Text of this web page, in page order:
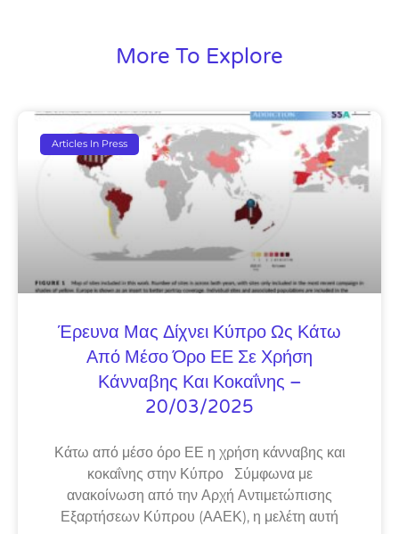
More To Explore
Articles In Press
Έρευνα Μας Δίχνει Κύπρο Ως Κάτω
Από Μέσο Όρο ΕΕ Σε Χρήση
Κάνναβης Και Κοκαΐνης –
20/03/2025
Κάτω από μέσο όρο ΕΕ η χρήση κάνναβης και
κοκαΐνης στην Κύπρο Σύμφωνα με
ανακοίνωση από την Αρχή Αντιμετώπισης
Εξαρτήσεων Κύπρου (ΑΑΕΚ), η μελέτη αυτή